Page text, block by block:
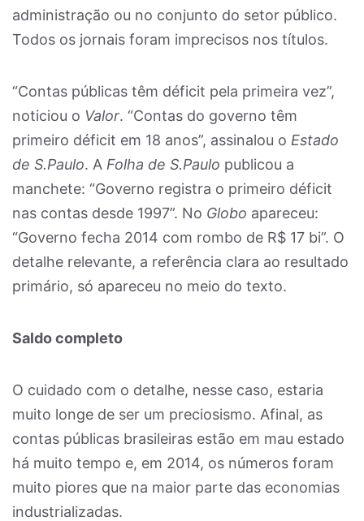
administração ou no conjunto do setor público.
Todos os jornais foram imprecisos nos títulos.
“Contas públicas têm déficit pela primeira vez”,
noticiou o Valor. “Contas do governo têm
primeiro déficit em 18 anos”, assinalou o Estado
de S.Paulo. A Folha de S.Paulo publicou a
manchete: “Governo registra o primeiro déficit
nas contas desde 1997”. No Globo apareceu:
“Governo fecha 2014 com rombo de R$ 17 bi”. O
detalhe relevante, a referência clara ao resultado
primário, só apareceu no meio do texto.
Saldo completo
O cuidado com o detalhe, nesse caso, estaria
muito longe de ser um preciosismo. Afinal, as
contas públicas brasileiras estão em mau estado
há muito tempo e, em 2014, os números foram
muito piores que na maior parte das economias
industrializadas.